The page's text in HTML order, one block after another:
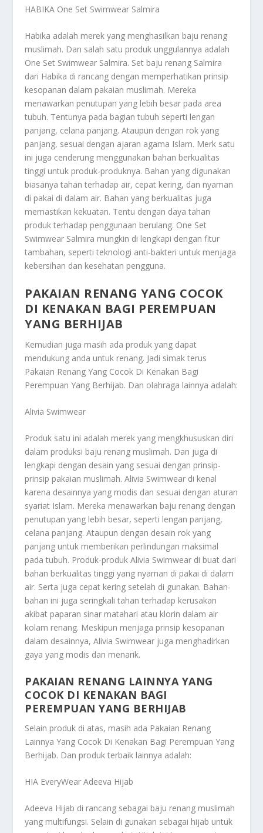
HABIKA One Set Swimwear Salmira
Habika adalah merek yang menghasilkan baju renang
muslimah. Dan salah satu produk unggulannya adalah
One Set Swimwear Salmira. Set baju renang Salmira
dari Habika di rancang dengan memperhatikan prinsip
kesopanan dalam pakaian muslimah. Mereka
menawarkan penutupan yang lebih besar pada area
tubuh. Tentunya pada bagian tubuh seperti lengan
panjang, celana panjang. Ataupun dengan rok yang
panjang, sesuai dengan ajaran agama Islam. Merk satu
ini juga cenderung menggunakan bahan berkualitas
tinggi untuk produk-produknya. Bahan yang digunakan
biasanya tahan terhadap air, cepat kering, dan nyaman
di pakai di dalam air. Bahan yang berkualitas juga
memastikan kekuatan. Tentu dengan daya tahan
produk terhadap penggunaan berulang. One Set
Swimwear Salmira mungkin di lengkapi dengan fitur
tambahan, seperti teknologi anti-bakteri untuk menjaga
kebersihan dan kesehatan pengguna.
PAKAIAN RENANG YANG COCOK
DI KENAKAN BAGI PEREMPUAN
YANG BERHIJAB
Kemudian juga masih ada produk yang dapat
mendukung anda untuk renang. Jadi simak terus
Pakaian Renang Yang Cocok Di Kenakan Bagi
Perempuan Yang Berhijab. Dan olahraga lainnya adalah:
Alivia Swimwear
Produk satu ini adalah merek yang mengkhususkan diri
dalam produksi baju renang muslimah. Dan juga di
lengkapi dengan desain yang sesuai dengan prinsip-
prinsip pakaian muslimah. Alivia Swimwear di kenal
karena desainnya yang modis dan sesuai dengan aturan
syariat Islam. Mereka menawarkan baju renang dengan
penutupan yang lebih besar, seperti lengan panjang,
celana panjang. Ataupun dengan desain rok yang
panjang untuk memberikan perlindungan maksimal
pada tubuh. Produk-produk Alivia Swimwear di buat dari
bahan berkualitas tinggi yang nyaman di pakai di dalam
air. Serta juga cepat kering setelah di gunakan. Bahan-
bahan ini juga seringkali tahan terhadap kerusakan
akibat paparan sinar matahari atau klorin dalam air
kolam renang. Meskipun menjaga prinsip kesopanan
dalam desainnya, Alivia Swimwear juga menghadirkan
gaya yang modis dan menarik.
PAKAIAN RENANG LAINNYA YANG
COCOK DI KENAKAN BAGI
PEREMPUAN YANG BERHIJAB
Selain produk di atas, masih ada Pakaian Renang
Lainnya Yang Cocok Di Kenakan Bagi Perempuan Yang
Berhijab. Dan produk terbaik lainnya adalah:
HIA EveryWear Adeeva Hijab
Adeeva Hijab di rancang sebagai baju renang muslimah
yang multifungsi. Selain di gunakan sebagai hijab untuk